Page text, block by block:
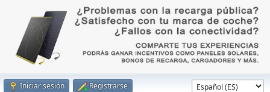
Iniciar sesión Registrarse